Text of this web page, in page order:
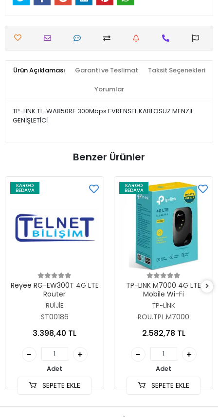
Ürün Açıklaması Garanti ve Teslimat Taksit Seçenekleri
Yorumlar
TP-LINK TL-WA850RE 300Mbps EVRENSEL KABLOSUZ MENZİL
GENİŞLETİCİ
Benzer Ürünler
KARGO
BEDAVA
Sepete Ekle
Reyee RG-EW300T 4G LTE
Router
RUİJİE
ST00186
3.398,40 TL
Adet
SEPETE EKLE
KARGO
BEDAVA
Sepete Ekle
TP-LINK M7000 4G LTE
Mobile Wi-Fi
TP-LİNK
ROU.TPL.M7000
2.582,78 TL
Adet
SEPETE EKLE